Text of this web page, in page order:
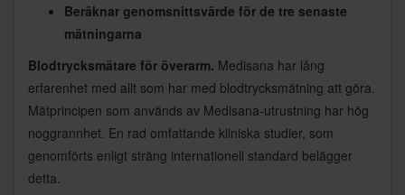
Beräknar genomsnittsvärde för de tre senaste
mätningarna
Blodtrycksmätare för överarm. Medisana har lång
erfarenhet med allt som har med blodtrycksmätning att göra.
Mätprincipen som används av Medisana-utrustning har hög
noggrannhet. En rad omfattande kliniska studier, som
genomförts enligt sträng internationell standard belägger
detta.